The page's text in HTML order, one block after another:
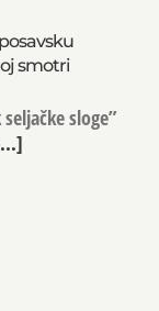
smotri
sloge”